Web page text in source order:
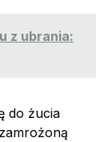
z ubrania:
do żucia